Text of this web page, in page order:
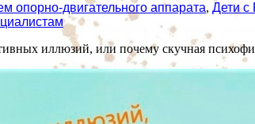
опорно-двигательного аппарата, Дети с
иллюзий, или почему скучная